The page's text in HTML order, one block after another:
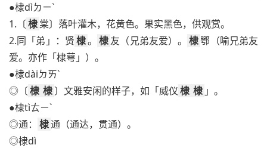
●棣dìㄉㄧˋ
1.〔棣棠〕落叶灌木，花黄色。果实黑色，供观赏。
2.同「弟」：贤棣。 棣友（兄弟友爱）。 棣鄂（喻兄弟友
爱。亦作「棣萼」）。
●棣dàiㄉㄞˋ
◎〔棣 棣〕文雅安闲的样子，如「威仪棣 棣 」。
●棣tìㄊㄧˋ
◎通：
棣通（通达，贯通）。
◎棣dì